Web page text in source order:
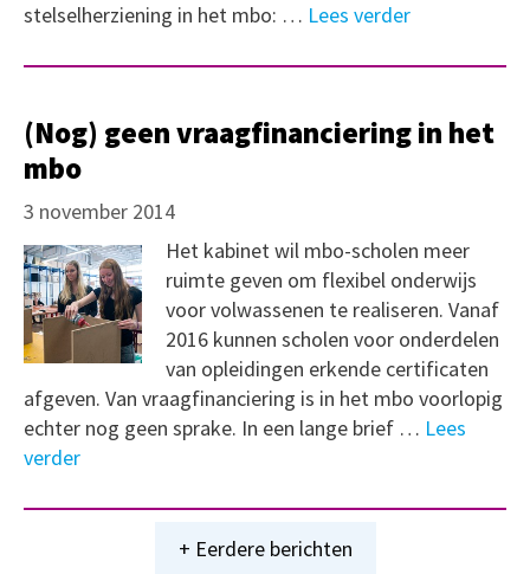
stelselherziening in het mbo: … Lees verder
(Nog) geen vraagfinanciering in het
mbo
3 november 2014
Het kabinet wil mbo-scholen meer
ruimte geven om flexibel onderwijs
voor volwassenen te realiseren. Vanaf
2016 kunnen scholen voor onderdelen
van opleidingen erkende certificaten
afgeven. Van vraagfinanciering is in het mbo voorlopig
echter nog geen sprake. In een lange brief … Lees
verder
+ Eerdere berichten